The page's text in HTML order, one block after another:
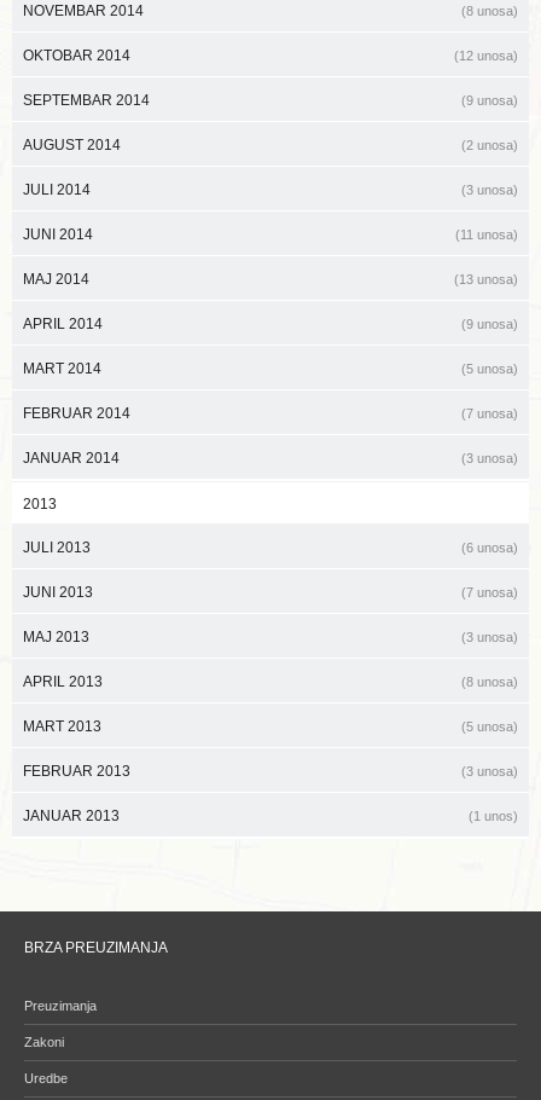
NOVEMBAR 2014 (8 unosa)
OKTOBAR 2014 (12 unosa)
SEPTEMBAR 2014 (9 unosa)
AUGUST 2014 (2 unosa)
JULI 2014 (3 unosa)
JUNI 2014 (11 unosa)
MAJ 2014 (13 unosa)
APRIL 2014 (9 unosa)
MART 2014 (5 unosa)
FEBRUAR 2014 (7 unosa)
JANUAR 2014 (3 unosa)
2013
JULI 2013 (6 unosa)
JUNI 2013 (7 unosa)
MAJ 2013 (3 unosa)
APRIL 2013 (8 unosa)
MART 2013 (5 unosa)
FEBRUAR 2013 (3 unosa)
JANUAR 2013 (1 unos)
BRZA PREUZIMANJA
Preuzimanja
Zakoni
Uredbe